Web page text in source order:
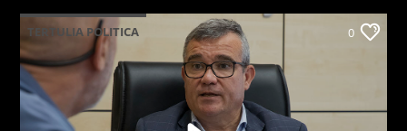
TERTULIA POLITICA 0